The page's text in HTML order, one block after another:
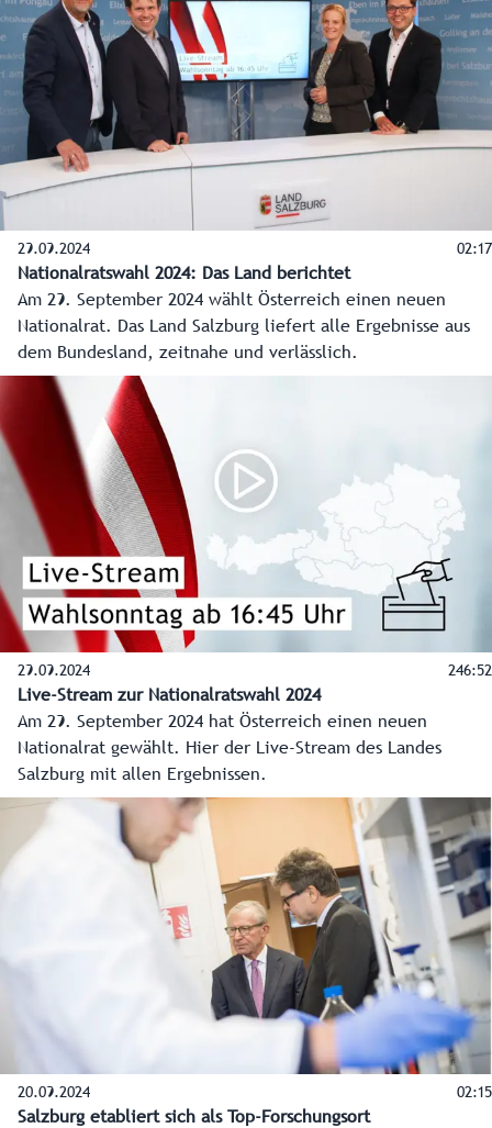
Landeshauptmann-Stellvertreterin Marlene Svazek drückten
vor kurzem symbolisch auf den Startknopf und Salzburg ON
ging online. Entwickelt wurde Salzburg ON von der
Salzburger Firma „kavedo“ mit Sitz in Puch-Urstein. Philipp
Venningen und Martin Kappacher wagten sich mit dem
Projekt auf neues Terrain. So wird Salzburg ON tagtäglich
die wichtigsten Informationen und schönsten Bilder aus
allen Regionen des Landes Salzburg auf die Smartphones
und Bildschirme der Bevölkerung bringen.
29.09.2024 02:17
Nationalratswahl 2024: Das Land berichtet
Am 29. September 2024 wählt Österreich einen neuen
Nationalrat. Das Land Salzburg liefert alle Ergebnisse aus
dem Bundesland, zeitnahe und verlässlich.
29.09.2024 246:52
Live-Stream zur Nationalratswahl 2024
Am 29. September 2024 hat Österreich einen neuen
Nationalrat gewählt. Hier der Live-Stream des Landes
Salzburg mit allen Ergebnissen.
20.09.2024 02:15
Salzburg etabliert sich als Top-Forschungsort